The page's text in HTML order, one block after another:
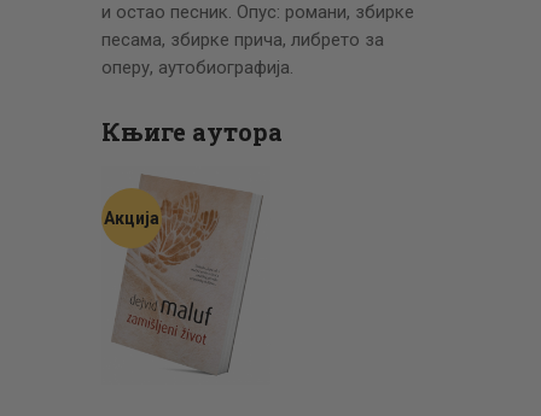
и остао песник. Опус: романи, збирке
песама, збирке прича, либрето за
оперу, аутобиографија.
Књиге аутора
Акција